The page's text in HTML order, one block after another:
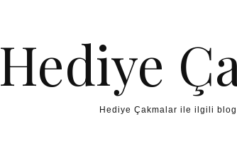
Hediye
Hediye Çakmalar ile ilgili blog